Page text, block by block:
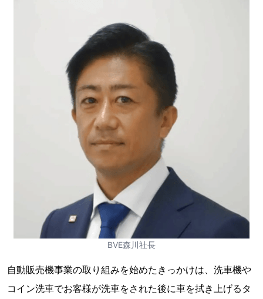
BVE森川社長
自動販売機事業の取り組みを始めたきっかけは、洗車機や
コイン洗車でお客様が洗車をされた後に車を拭き上げるタ